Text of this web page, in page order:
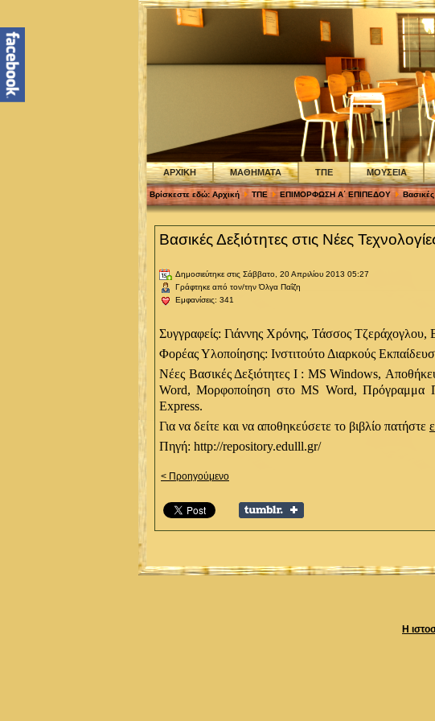
ΑΡΧΙΚΗ ΜΑΘΗΜΑΤΑ ΤΠΕ ΜΟΥΣΕΙΑ
Βρίσκεστε εδώ: Αρχική ΤΠΕ ΕΠΙΜΟΡΦΩΣΗ Α΄ ΕΠΙΠΕΔΟΥ Βασικές
Βασικές Δεξιότητες στις Νέες
Δημοσιεύτηκε στις Σάββατο, 20 Απριλίου 2013 05:27
Γράφτηκε από τον/την Όλγα Παΐζη
Εμφανίσεις: 341
Συγγραφείς: Γιάννης Χρόνης, Τάσσος
Φορέας Υλοποίησης: Ινστιτούτο Διαρκούς
Νέες Βασικές Δεξιότητες Ι : MS Windows,
Word, Μορφοποίηση στο MS Word, Πρόγραμμα
Express.
Για να δείτε και να αποθηκεύσετε το βιβλίο πατήστε
Πηγή: http://repository.edulll.gr/
< Προηγούμενο
Η